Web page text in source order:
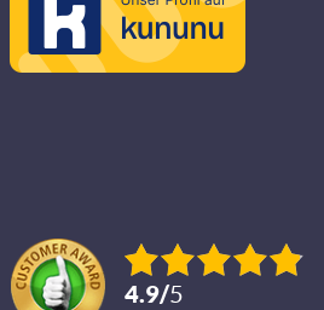
4.9/5